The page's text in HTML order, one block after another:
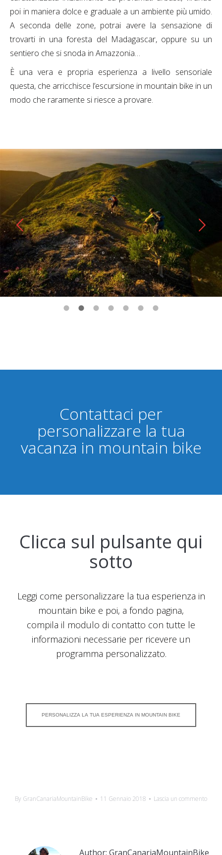
poi in maniera dolce e graduale a un ambiente più umido.
A seconda delle zone, potrai avere la sensazione di
trovarti in una foresta del Madagascar, oppure su un
sentiero che si snoda in Amazzonia…
È una vera e propria esperienza a livello sensoriale
questa, che arricchisce l’escursione in mountain bike in un
modo che raramente si riesce a provare.
Contattaci per
personalizzare la tua
vacanza in mountain bike
Clicca sul pulsante qui
sotto
Leggi come personalizzare la tua esperienza in
mountain bike e poi, a fondo pagina,
compila il modulo di contatto con tutte le
informazioni necessarie per ricevere un
programma personalizzato.
PERSONALIZZA LA TUA ESPERIENZA IN MOUNTAIN BIKE
By GranCanariaMountainBike 11 Gennaio 2018 Lascia un commento
Author: GranCanariaMountainBike